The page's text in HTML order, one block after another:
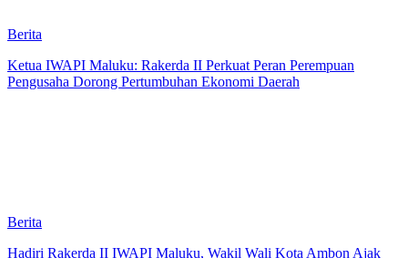
Berita
Ketua IWAPI Maluku: Rakerda II Perkuat Peran Perempuan
Pengusaha Dorong Pertumbuhan Ekonomi Daerah
Berita
Hadiri Rakerda II IWAPI Maluku, Wakil Wali Kota Ambon Ajak